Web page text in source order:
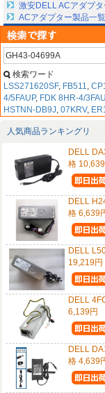
激安DELL ACアダプタ
ACアダプター製品一覧
検索ワード
LSS271620SF, FB511,
4/5FAUP, FDK 8HR-4/
HSTNN-DB9J, 07KRV,
人気商品ランキングリ
DELL
格
DELL
格 6,639
DELL
19,219円
DELL
6,139円
DELL
格 4,639